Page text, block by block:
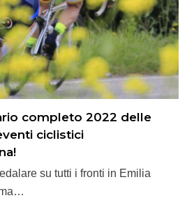
completo 2022 delle
ciclistici
su tutti i fronti in Emilia